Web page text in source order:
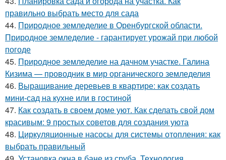
правильно выбрать место для сада
44. Природное земледелие в Оренбургской области.
Природное земледелие - гарантирует урожай при любой
погоде
45. Природное земледелие на дачном участке. Галина
Кизима — проводник в мир органического земледелия
46. Выращивание деревьев в квартире: как создать
мини-сад на кухне или в гостиной
47. Как создать в своем доме уют. Как сделать свой дом
красивым: 9 простых советов для создания уюта
48. Циркуляционные насосы для системы отопления: как
выбрать правильный